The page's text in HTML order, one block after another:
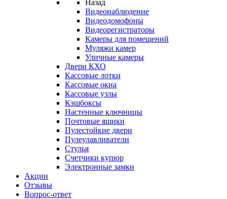
Назад
Видеонаблюдение
Видеодомофоны
Видеорегистраторы
Камеры для помещений
Муляжи камер
Уличные камеры
Двери КХО
Кассовые лотки
Кассовые окна
Кассовые узлы
Кэшбоксы
Настенные ключницы
Почтовые ящики
Пулестойкие двери
Пулеулавливатели
Стулья
Счетчики купюр
Электронные замки
Акции
Отзывы
Вопрос-ответ